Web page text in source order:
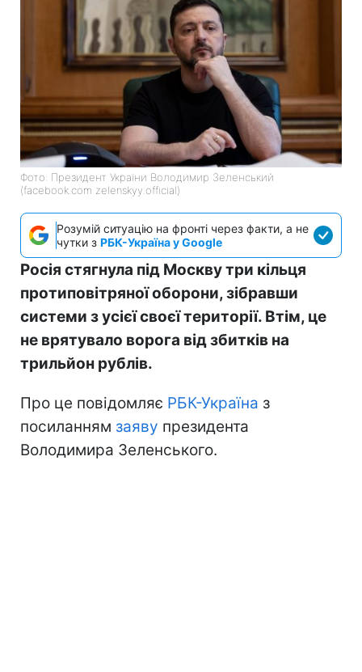
Фото: Президент України Володимир Зеленський
(facebook.com zelenskyy.official)
Розумій ситуацію на фронті через факти, а не
чутки з РБК-Україна у Google
Росія стягнула під Москву три кільця
протиповітряної оборони, зібравши
системи з усієї своєї території. Втім, це
не врятувало ворога від збитків на
трильйон рублів.
Про це повідомляє РБК-Україна з
посиланням заяву президента
Володимира Зеленського.